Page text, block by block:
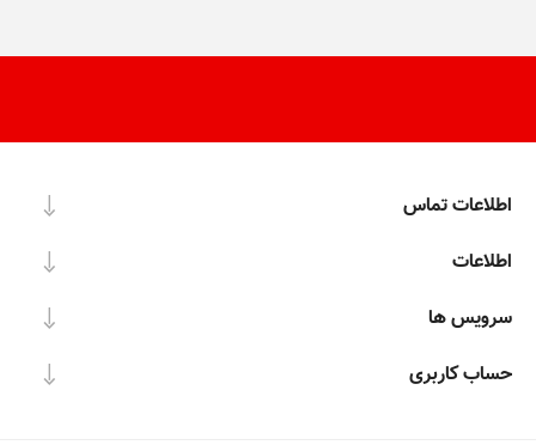
اطلاعات تماس
اطلاعات
سرویس ها
حساب کاربری